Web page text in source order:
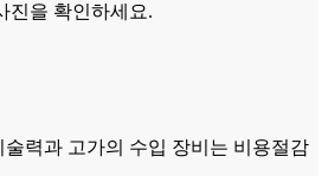
진을 확인하세요.
력과 고가의 수입 장비는 비용절감